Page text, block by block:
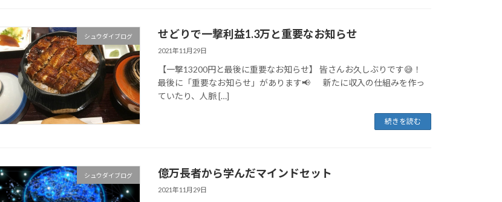
シュウダイブログ せどりで一撃利益1.3万と重要なお知らせ
2021年11月29日
【一撃13200円と最後に重要なお知らせ】 皆さんお久しぶりです😅！
最後に「重要なお知らせ」があります📢 新たに収入の仕組みを作っ
ていたり、人脈 […]
続きを読む
シュウダイブログ 億万長者から学んだマインドセット
2021年11月29日